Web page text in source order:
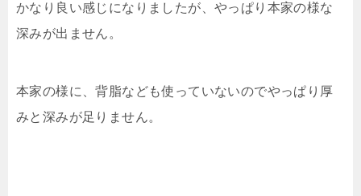
かなり良い感じになりましたが、やっぱり本家の様な
深みが出ません。
本家の様に、背脂なども使っていないのでやっぱり厚
みと深みが足りません。